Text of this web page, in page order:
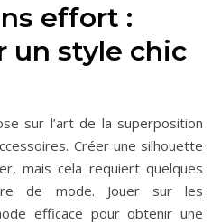
effort :
un style chic
sur l’art de la superposition
Créer une silhouette
mais cela requiert quelques
de mode. Jouer sur les
efficace pour obtenir une